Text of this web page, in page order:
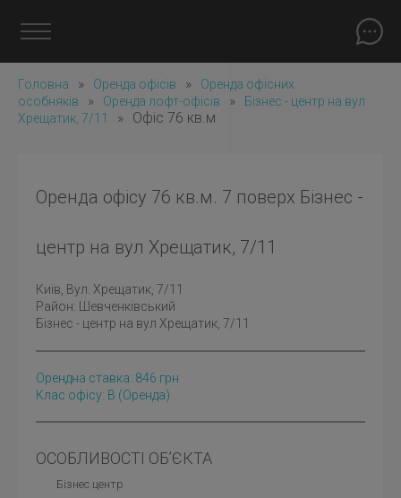
Головна » Оренда офісів »
Оренда офісних
особняків
» Оренда лофт-офісів »
Бізнес - центр на вул
Хрещатик, 7/11
» Офіс 76 кв.м
Оренда офісу 76 кв.м. 7 поверх Бізнес -
центр на вул Хрещатик, 7/11
Київ , Вул. Хрещатик, 7/11
Район:
Шевченківський
Бізнес - центр на вул Хрещатик, 7/11
Орендна ставка: 846 грн
Клас офісу: B (оренда)
ОСОБЛИВОСТІ ОБ’ЄКТА
Бізнес центр